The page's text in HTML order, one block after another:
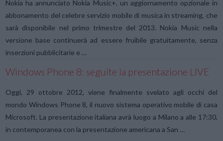
Nokia ha annunciato Nokia Music+, un aggiornamento opzionale in
abbonamento del celebre servizio mobile di musica in streaming, che
sarà disponibile nel primo trimestre del 2013. Nokia Music nella
versione base continuerà ad essere fruibile gratuitamente, senza
inserzioni pubblicitarie e …
Windows Phone 8: seguite la presentazione LIVE
Oggi, 29 ottobre 2012, viene finalmente svelato agli occhi del
mondo Windows Phone 8, il nuovo sistema operativo mobile di casa
Microsoft. La presentazione italiana avrà luogo a Milano a alle 17:30,
in contemporanea con la presentazione americana a San …